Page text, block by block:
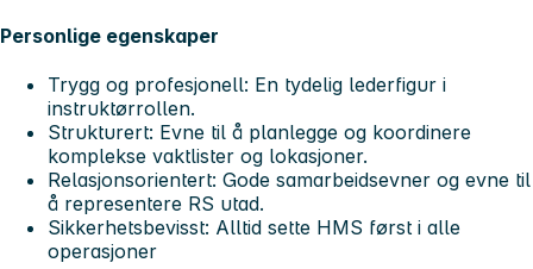
Personlige egenskaper
Trygg og profesjonell: En tydelig lederfigur i
instruktørrollen.
Strukturert: Evne til å planlegge og koordinere
komplekse vaktlister og lokasjoner.
Relasjonsorientert: Gode samarbeidsevner og evne til
å representere RS utad.
Sikkerhetsbevisst: Alltid sette HMS først i alle
operasjoner